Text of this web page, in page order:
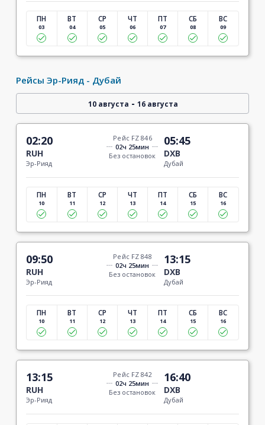
ПН
03
ВТ
04
СР
05
ЧТ
06
ПТ
07
СБ
08
ВС
09
Рейсы Эр-Рияд - Дубай
10 августа - 16 августа
02:20
RUH
Эр-Рияд
Рейс FZ 846
02ч 25мин
Без остановок
05:45
DXB
Дубай
ПН
10
ВТ
11
СР
12
ЧТ
13
ПТ
14
СБ
15
ВС
16
09:50
RUH
Эр-Рияд
Рейс FZ 848
02ч 25мин
Без остановок
13:15
DXB
Дубай
ПН
10
ВТ
11
СР
12
ЧТ
13
ПТ
14
СБ
15
ВС
16
13:15
RUH
Эр-Рияд
Рейс FZ 842
02ч 25мин
Без остановок
16:40
DXB
Дубай